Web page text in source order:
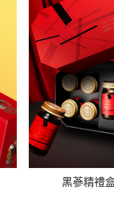
黑蔘精禮